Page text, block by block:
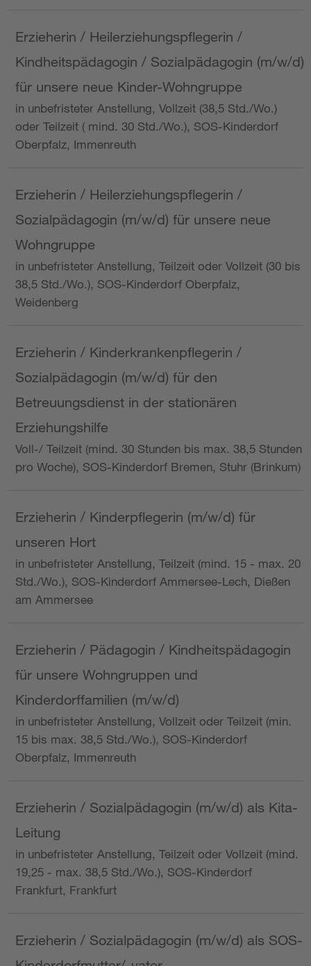
Erzieherin / Heilerziehungspflegerin /
Kindheitspädagogin / Sozialpädagogin (m/w/d)
für unsere neue Kinder-Wohngruppe
in unbefristeter Anstellung, Vollzeit (38,5 Std./Wo.)
oder Teilzeit ( mind. 30 Std./Wo.), SOS-Kinderdorf
Oberpfalz, Immenreuth
Erzieherin / Heilerziehungspflegerin /
Sozialpädagogin (m/w/d) für unsere neue
Wohngruppe
in unbefristeter Anstellung, Teilzeit oder Vollzeit (30 bis
38,5 Std./Wo.), SOS-Kinderdorf Oberpfalz,
Weidenberg
Erzieherin / Kinderkrankenpflegerin /
Sozialpädagogin (m/w/d) für den
Betreuungsdienst in der stationären
Erziehungshilfe
Voll-/ Teilzeit (mind. 30 Stunden bis max. 38,5 Stunden
pro Woche), SOS-Kinderdorf Bremen, Stuhr (Brinkum)
Erzieherin / Kinderpflegerin (m/w/d) für
unseren Hort
in unbefristeter Anstellung, Teilzeit (mind. 15 - max. 20
Std./Wo.), SOS-Kinderdorf Ammersee-Lech, Dießen
am Ammersee
Erzieherin / Pädagogin / Kindheitspädagogin
für unsere Wohngruppen und
Kinderdorffamilien (m/w/d)
in unbefristeter Anstellung, Vollzeit oder Teilzeit (min.
15 bis max. 38,5 Std./Wo.), SOS-Kinderdorf
Oberpfalz, Immenreuth
Erzieherin / Sozialpädagogin (m/w/d) als Kita-
Leitung
in unbefristeter Anstellung, Teilzeit oder Vollzeit (mind.
19,25 - max. 38,5 Std./Wo.), SOS-Kinderdorf
Frankfurt, Frankfurt
Erzieherin / Sozialpädagogin (m/w/d) als SOS-